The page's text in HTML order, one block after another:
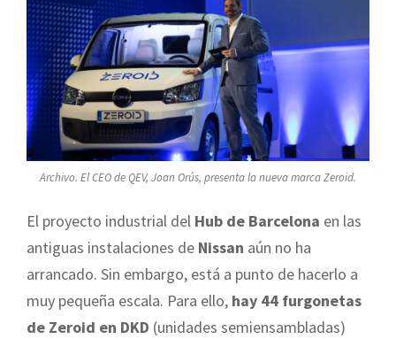
Archivo. El CEO de QEV, Joan Orús, presenta la nueva marca Zeroid.
El proyecto industrial del Hub de Barcelona en las
antiguas instalaciones de Nissan aún no ha
arrancado. Sin embargo, está a punto de hacerlo a
muy pequeña escala. Para ello, hay 44 furgonetas
de Zeroid en DKD (unidades semiensambladas)